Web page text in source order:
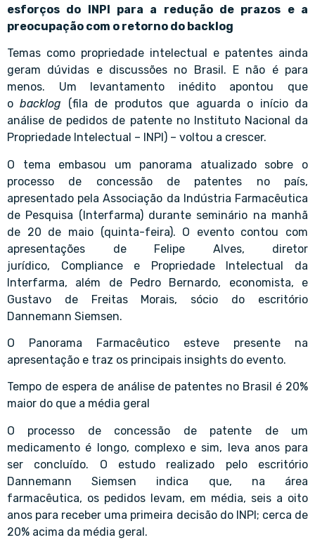
esforços do INPI para a redução de prazos e a
preocupação com o retorno do backlog
Temas como propriedade intelectual e patentes ainda
geram dúvidas e discussões no Brasil. E não é para
menos. Um levantamento inédito apontou que
obacklog (fila de produtos que aguarda o início da
análise de pedidos de patente no Instituto Nacional da
Propriedade Intelectual – INPI) – voltou a crescer.
O tema embasou um panorama atualizado sobre o
processo de concessão de patentes no país,
apresentado pela Associação da Indústria Farmacêutica
de Pesquisa (Interfarma) durante seminário na manhã
de 20 de maio (quinta-feira). O evento contou com
apresentações de Felipe Alves, diretor
jurídico, Compliance e Propriedade Intelectual da
Interfarma, além de Pedro Bernardo, economista, e
Gustavo de Freitas Morais, sócio do escritório
Dannemann Siemsen.
O Panorama Farmacêutico esteve presente na
apresentação e traz os principais insights do evento.
Tempo de espera de análise de patentes no Brasil é 20%
maior do que a média geral
O processo de concessão de patente de um
medicamento é longo, complexo e sim, leva anos para
ser concluído. O estudo realizado pelo escritório
Dannemann Siemsen indica que, na área
farmacêutica, os pedidos levam, em média, seis a oito
anos para receber uma primeira decisão do INPI; cerca de
20% acima da média geral.